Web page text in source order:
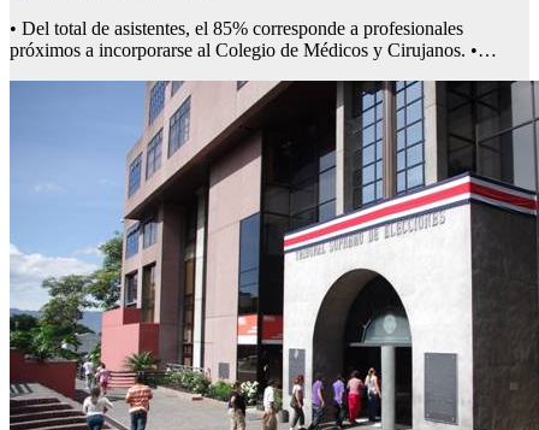
• Del total de asistentes, el 85% corresponde a profesionales
próximos a incorporarse al Colegio de Médicos y Cirujanos. •…